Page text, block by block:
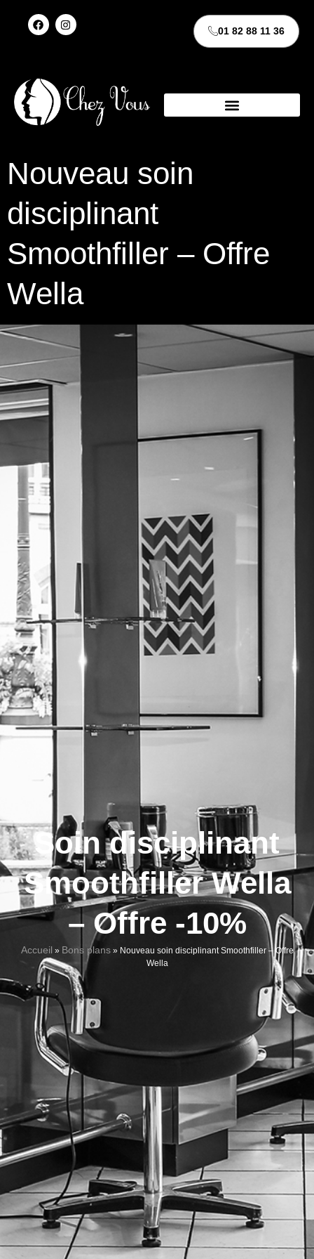
01 82 88 11 36
Nouveau soin
disciplinant
Smoothfiller – Offre
Wella
Soin disciplinant
Smoothfiller Wella
– Offre -10%
Accueil » Bons plans» Nouveau soin disciplinant Smoothfiller – Offre
Wella